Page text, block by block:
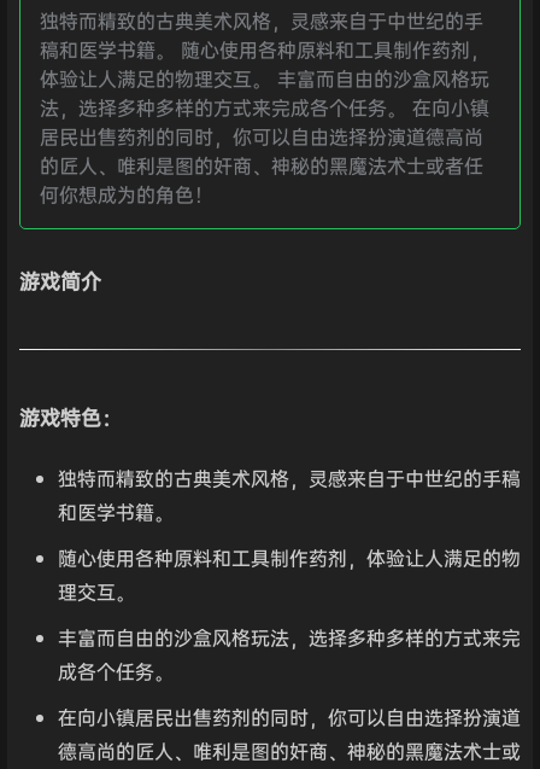
独特而精致的古典美术风格，灵感来自于中世纪的手
稿和医学书籍。 随心使用各种原料和工具制作药剂，
体验让人满足的物理交互。 丰富而自由的沙盒风格玩
法，选择多种多样的方式来完成各个任务。 在向小镇
居民出售药剂的同时，你可以自由选择扮演道德高尚
的匠人、唯利是图的奸商、神秘的黑魔法术士或者任
何你想成为的角色！
游戏简介
游戏特色：
独特而精致的古典美术风格，灵感来自于中世纪的手稿
和医学书籍。
随心使用各种原料和工具制作药剂，体验让人满足的物
理交互。
丰富而自由的沙盒风格玩法，选择多种多样的方式来完
成各个任务。
在向小镇居民出售药剂的同时，你可以自由选择扮演道
德高尚的匠人、唯利是图的奸商、神秘的黑魔法术士或